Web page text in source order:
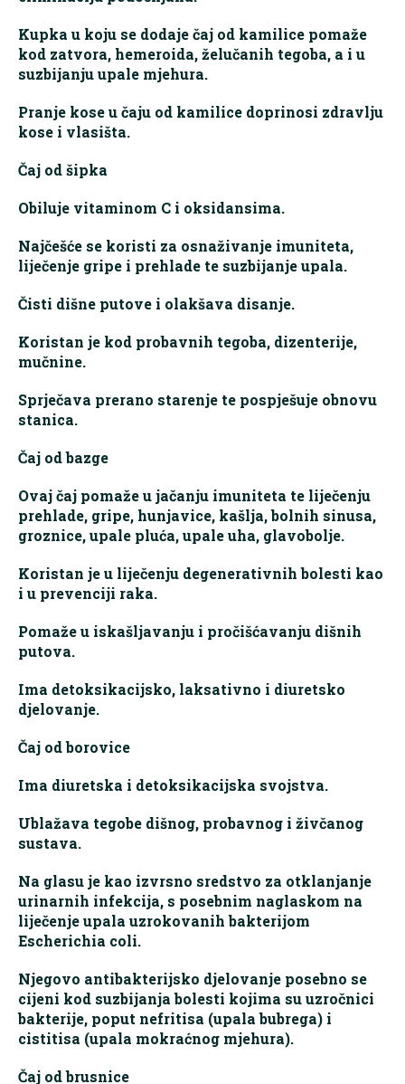
Kupka u koju se dodaje čaj od kamilice pomaže
kod zatvora, hemeroida, želučanih tegoba, a i u
suzbijanju upale mjehura.
Pranje kose u čaju od kamilice doprinosi zdravlju
kose i vlasišta.
Čaj od šipka
Obiluje vitaminom C i oksidansima.
Najčešće se koristi za osnaživanje imuniteta,
liječenje gripe i prehlade te suzbijanje upala.
Čisti dišne putove i olakšava disanje.
Koristan je kod probavnih tegoba, dizenterije,
mučnine.
Sprječava prerano starenje te pospješuje obnovu
stanica.
Čaj od bazge
Ovaj čaj pomaže u jačanju imuniteta te liječenju
prehlade, gripe, hunjavice, kašlja, bolnih sinusa,
groznice, upale pluća, upale uha, glavobolje.
Koristan je u liječenju degenerativnih bolesti kao
i u prevenciji raka.
Pomaže u iskašljavanju i pročišćavanju dišnih
putova.
Ima detoksikacijsko, laksativno i diuretsko
djelovanje.
Čaj od borovice
Ima diuretska i detoksikacijska svojstva.
Ublažava tegobe dišnog, probavnog i živčanog
sustava.
Na glasu je kao izvrsno sredstvo za otklanjanje
urinarnih infekcija, s posebnim naglaskom na
liječenje upala uzrokovanih bakterijom
Escherichia coli.
Njegovo antibakterijsko djelovanje posebno se
cijeni kod suzbijanja bolesti kojima su uzročnici
bakterije, poput nefritisa (upala bubrega) i
cistitisa (upala mokraćnog mjehura).
Čaj od brusnice